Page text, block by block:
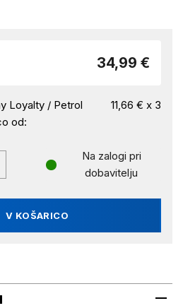
34,99 €
Loyalty / Petrol
od:
11,66 € x 3
V KOŠARICO
Na zalogi pri
dobavitelju